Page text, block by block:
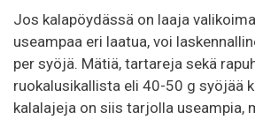
Jos kalapöydässä on laaja
useampaa eri laatua, voi
per syöjä. Mätiä, tartareja sekä
ruokalusikallista eli 40-50 g syöjää
kalalajeja on siis tarjolla useampia,